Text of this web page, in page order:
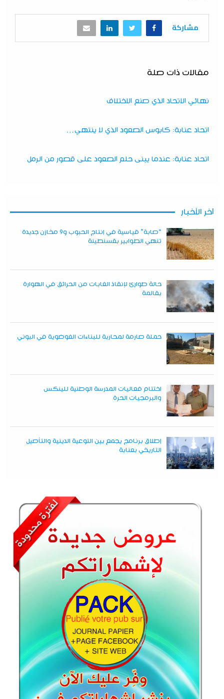
مشاركة
مقالات ذات صلة
نهائي الاتحاد الذي صنع الاختلاف
اتحاد عنابة: كابوس الصعود الذي لا ينتهي…
اتحاد عنابة: عندما يبنى حلم الصعود على قصور من الرمل
آخر الأخبار
“صابة” قياسية في إنتاج الحبوب و9 مخازن جديدة
تنهي الطوابير بقسنطينة
حالة طوارئ لإنقاذ الغابات من الحرائق في الهوارة
بقالمة
حملة صارمة لمحاربة للبناءات الفوضوية في البوني
اختتام فعاليات المدرسة الوطنية للينكس
والبرمجيات الحرة
إطلاق برنامج يجمع بين التوعية الدينية والتأصيل
التاريخي بعنابة